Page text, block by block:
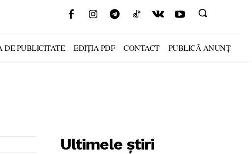
DE PUBLICITATE EDIȚIA PDF CONTACT PUBLICĂ ANUNȚ
Ultimele știri